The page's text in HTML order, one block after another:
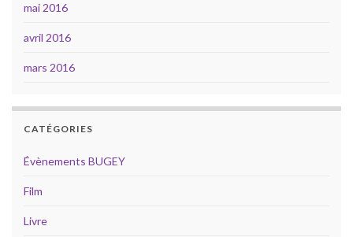
mai 2016
avril 2016
mars 2016
CATÉGORIES
Évènements BUGEY
Film
Livre